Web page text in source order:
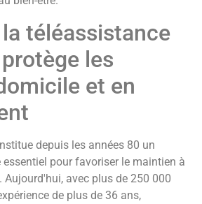
téléassistance
les
et en
depuis les années 80 un
pour favoriser le maintien à
avec plus de 250 000
de plus de 36 ans,